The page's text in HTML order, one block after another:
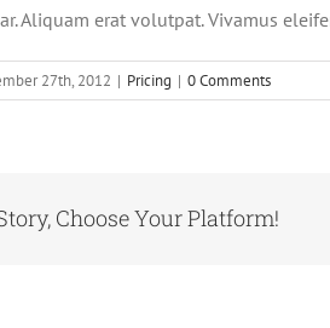
Aliquam erat volutpat. Vivamus
27th, 2012 | Pricing | 0 Comments
Choose Your Platform!